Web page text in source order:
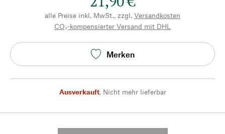
alle Preise inkl. MwSt., zzgl. Versandkosten
CO₂-kompensierter Versand mit DHL
Merken
Ausverkauft, Nicht mehr lieferbar